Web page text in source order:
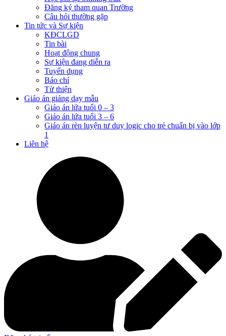
Đăng ký tham quan Trường
Câu hỏi thường gặp
Tin tức và Sự kiện
KĐCLGD
Tin bài
Hoạt động chung
Sự kiện đang diễn ra
Tuyển dụng
Báo chí
Từ thiện
Giáo án giảng dạy mẫu
Giáo án lứa tuổi 0 – 3
Giáo án lứa tuổi 3 – 6
Giáo án rèn luyện tư duy logic cho trẻ chuẩn bị vào lớp
1
Liên hệ